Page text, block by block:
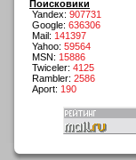
Поисковики
Yandex: 907731
Google: 636306
Mail: 141397
Yahoo: 59564
MSN: 15886
Twiceler: 4125
Rambler: 2586
Aport: 190